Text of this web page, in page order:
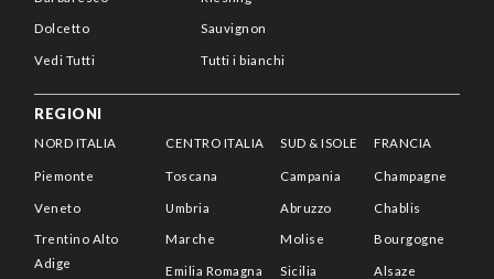
Dolcetto
Vedi Tutti
Sauvignon
Tutti i bianchi
REGIONI
NORD ITALIA
Piemonte
Veneto
Trentino Alto
Adige
CENTRO ITALIA
Toscana
Umbria
Marche
Emilia Romagna
SUD & ISOLE
Campania
Abruzzo
Molise
Sicilia
FRANCIA
Champagne
Chablis
Bourgogne
Alsaze